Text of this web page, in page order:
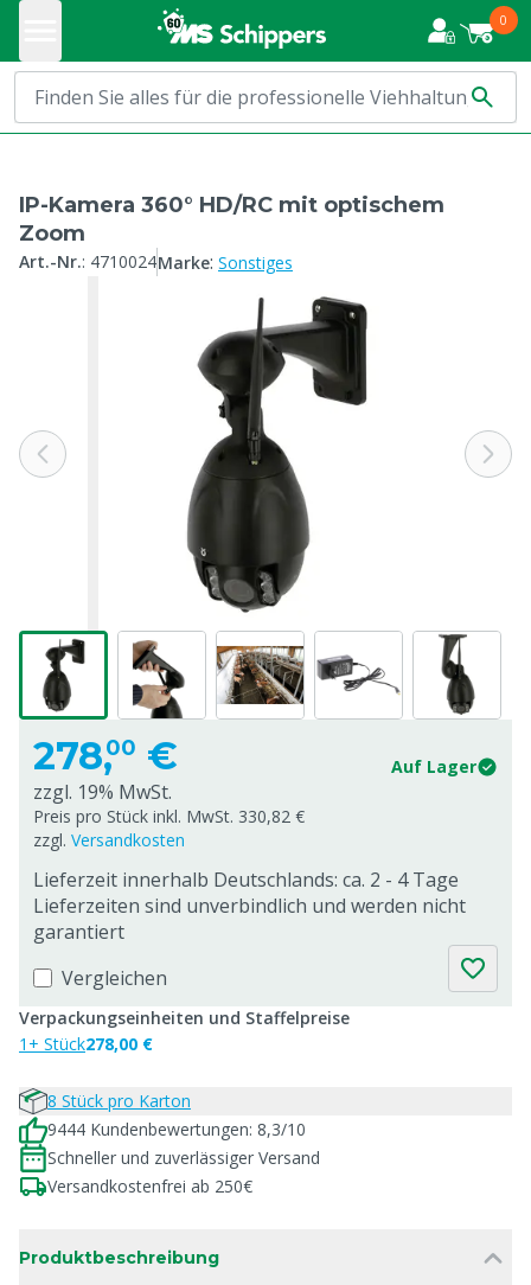
0
IP-Kamera 360° HD/RC mit optischem
Zoom
Art.-Nr.: 4710024Marke: Sonstiges
278,00 € Auf Lager
zzgl. 19% MwSt.
Preis pro Stück inkl. MwSt. 330,82 €
zzgl. Versandkosten
Lieferzeit innerhalb Deutschlands: ca. 2 - 4 Tage
Lieferzeiten sind unverbindlich und werden nicht
garantiert
Vergleichen
Verpackungseinheiten und Staffelpreise
1+ Stück278,00 €
8 Stück pro Karton
9444 Kundenbewertungen: 8,3/10
Schneller und zuverlässiger Versand
Versandkostenfrei ab 250€
Produktbeschreibung